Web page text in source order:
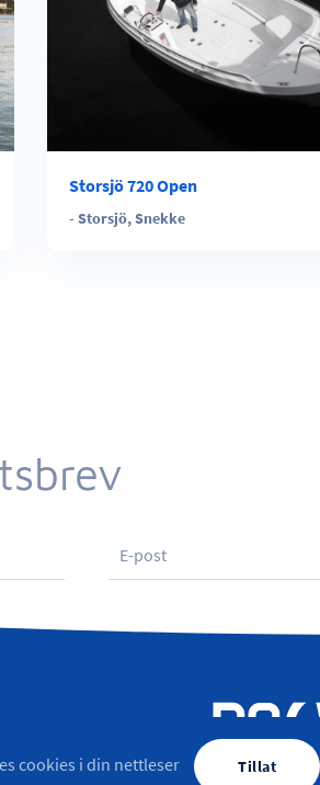
Storsjö 720 Open
-Storsjö,Snekke
cookies i din nettleser Tillat